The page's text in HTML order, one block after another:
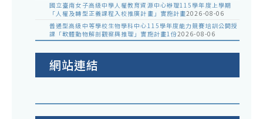
國立臺南女子高級中學人權教育資源中心辦理115學年度上學期
「人權及轉型正義課程入校推廣計畫」實施計畫2026-08-06
普通型高級中等學校生物學科中心115學年度能力競賽培訓公開授
課「軟體動物解剖觀察與推理」實施計畫1份2026-08-06
網站連結